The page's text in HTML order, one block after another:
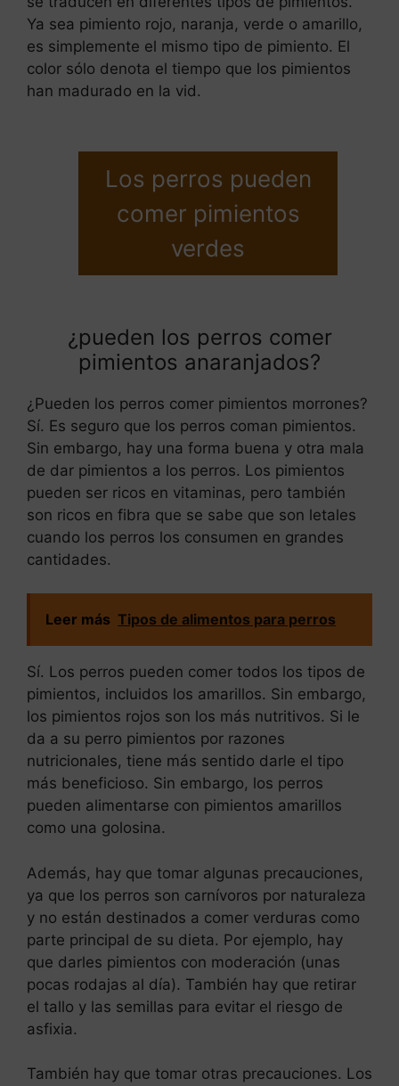
Ya sea pimiento rojo, naranja, verde o amarillo,
es simplemente el mismo tipo de pimiento. El
color sólo denota el tiempo que los pimientos
han madurado en la vid.
Los perros pueden
comer pimientos
verdes
¿pueden los perros comer
pimientos anaranjados?
¿Pueden los perros comer pimientos morrones?
Sí. Es seguro que los perros coman pimientos.
Sin embargo, hay una forma buena y otra mala
de dar pimientos a los perros. Los pimientos
pueden ser ricos en vitaminas, pero también
son ricos en fibra que se sabe que son letales
cuando los perros los consumen en grandes
cantidades.
Leer más Tipos de alimentos para perros
Sí. Los perros pueden comer todos los tipos de
pimientos, incluidos los amarillos. Sin embargo,
los pimientos rojos son los más nutritivos. Si le
da a su perro pimientos por razones
nutricionales, tiene más sentido darle el tipo
más beneficioso. Sin embargo, los perros
pueden alimentarse con pimientos amarillos
como una golosina.
Además, hay que tomar algunas precauciones,
ya que los perros son carnívoros por naturaleza
y no están destinados a comer verduras como
parte principal de su dieta. Por ejemplo, hay
que darles pimientos con moderación (unas
pocas rodajas al día). También hay que retirar
el tallo y las semillas para evitar el riesgo de
asfixia.
También hay que tomar otras precauciones. Los